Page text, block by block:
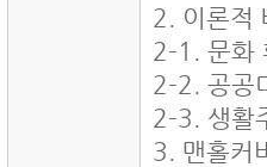
2. 이론적
2-1. 문화
2-2. 공공
2-3. 생활
3. 맨홀커